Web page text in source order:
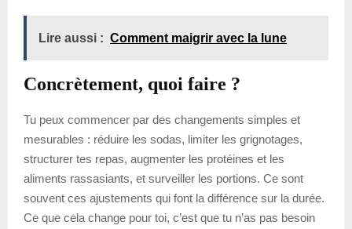
Lire aussi : Comment maigrir avec la lune
Concrètement, quoi faire ?
Tu peux commencer par des changements simples et
mesurables : réduire les sodas, limiter les grignotages,
structurer tes repas, augmenter les protéines et les
aliments rassasiants, et surveiller les portions. Ce sont
souvent ces ajustements qui font la différence sur la durée.
Ce que cela change pour toi, c’est que tu n’as pas besoin